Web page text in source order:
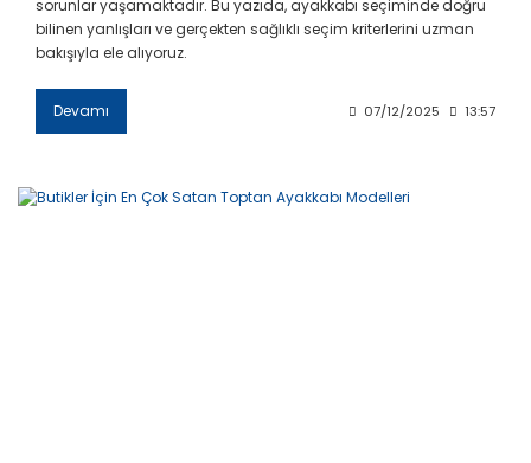
sorunlar yaşamaktadır. Bu yazıda, ayakkabı seçiminde doğru
bilinen yanlışları ve gerçekten sağlıklı seçim kriterlerini uzman
bakışıyla ele alıyoruz.
Devamı 07/12/2025 13:57